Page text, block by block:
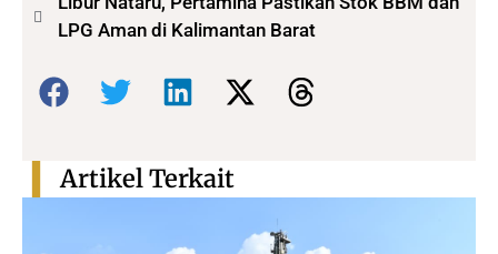
LPG Aman di Kalimantan Barat
Bagikan:
Artikel Terkait